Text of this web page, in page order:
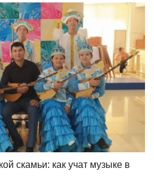
скамьи: как учат музыке в